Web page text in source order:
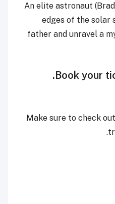
An elite astronaut
edges of the solar
father and unravel a
Book your
.
Make sure to check